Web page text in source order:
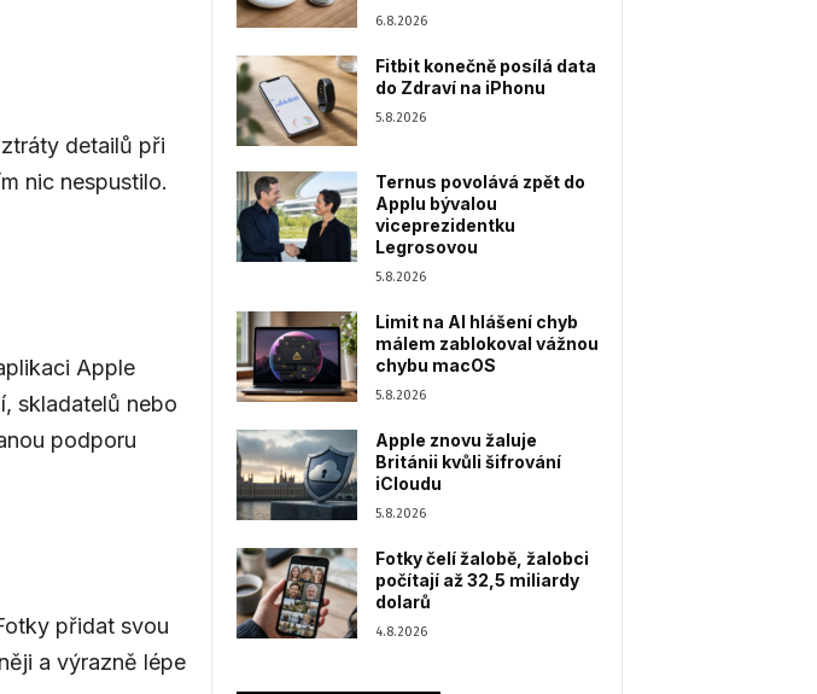
detailů při
nic nespustilo.
Apple
skladatelů nebo
podporu
přidat svou
a výrazně lépe
6.8.2026
Fitbit konečně posílá data
do Zdraví na iPhonu
5.8.2026
Ternus povolává zpět do
Applu bývalou
viceprezidentku
Legrosovou
5.8.2026
Limit na AI hlášení chyb
málem zablokoval vážnou
chybu macOS
5.8.2026
Apple znovu žaluje
Británii kvůli šifrování
iCloudu
5.8.2026
Fotky čelí žalobě, žalobci
počítají až 32,5 miliardy
dolarů
4.8.2026